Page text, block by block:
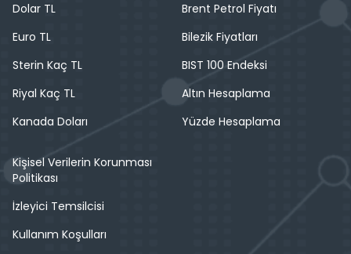
Dolar TL
Euro TL
Sterin Kaç TL
Riyal Kaç TL
Kanada Doları
Brent Petrol Fiyatı
Bilezik Fiyatları
BIST 100 Endeksi
Altın Hesaplama
Yüzde Hesaplama
Kişisel Verilerin Korunması
Politikası
İzleyici Temsilcisi
Kullanım Koşulları